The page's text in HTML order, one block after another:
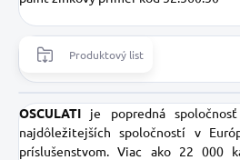
Produktový list
OSCULATI je popredná
najdôležitejších spoločností v
príslušenstvom. Viac ako 22 000